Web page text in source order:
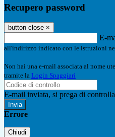
Recupero password
button close ×
E-
all'indirizzo indicato con le istruzioni
Non hai una e-mail associata al nome
tramite la Login Spaggiari
E-mail inviata, si prega di
Errore
Chiudi